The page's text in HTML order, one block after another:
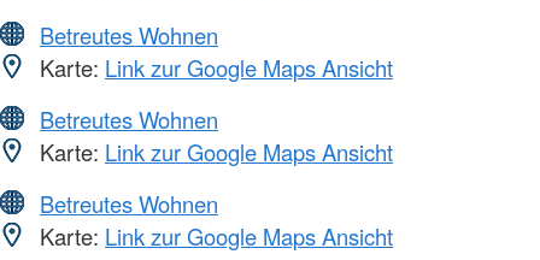
Betreutes Wohnen
Karte: Link zur Google Maps Ansicht
Betreutes Wohnen
Karte: Link zur Google Maps Ansicht
Betreutes Wohnen
Karte: Link zur Google Maps Ansicht